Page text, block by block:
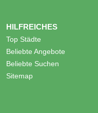
HILFREICHES
Top Städte
Beliebte Angebote
Beliebte Suchen
Sitemap